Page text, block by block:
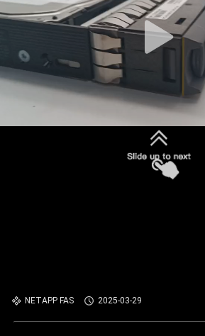
NETAPP FAS 2025-03-29